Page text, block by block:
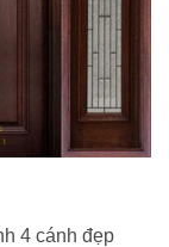
4 cánh đẹp